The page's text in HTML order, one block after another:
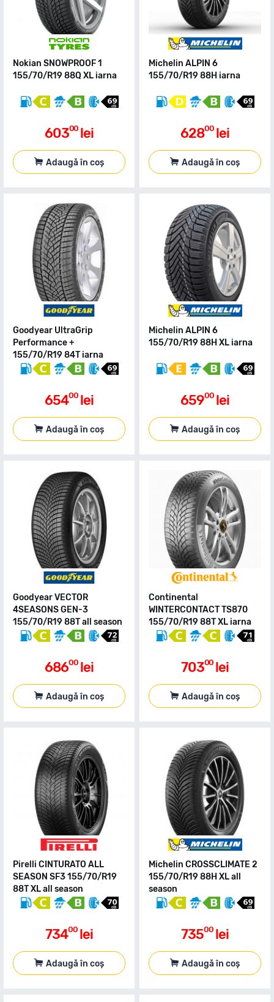
Nokian SNOWPROOF 1
155/70/R19 88Q XL iarna
60300 lei
Adaugă în coș
Michelin ALPIN 6
155/70/R19 88H iarna
62800 lei
Adaugă în coș
Goodyear UltraGrip
Performance +
155/70/R19 84T iarna
65400 lei
Adaugă în coș
Michelin ALPIN 6
155/70/R19 88H XL iarna
65900 lei
Adaugă în coș
Goodyear VECTOR
4SEASONS GEN-3
155/70/R19 88T all season
68600 lei
Adaugă în coș
Continental
WINTERCONTACT TS870
155/70/R19 88T XL iarna
70300 lei
Adaugă în coș
Pirelli CINTURATO ALL
SEASON SF3 155/70/R19
88T XL all season
73400 lei
Adaugă în coș
Michelin CROSSCLIMATE 2
155/70/R19 88H XL all
season
73500 lei
Adaugă în coș